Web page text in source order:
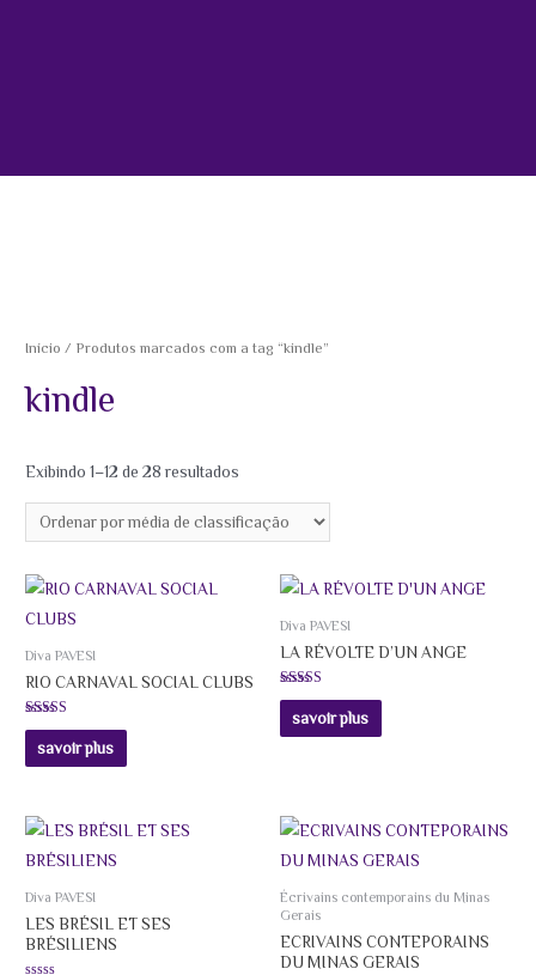
Início / Produtos marcados com a tag “kindle”
kindle
Exibindo 1–12 de 28 resultados
Diva PAVESI
RIO CARNAVAL SOCIAL CLUBS
Avaliação
5.00
de 5
savoir plus
Diva PAVESI
LA RÉVOLTE D’UN ANGE
Avaliação
5.00
de 5
savoir plus
Diva PAVESI
LES BRÉSIL ET SES
BRÉSILIENS
Écrivains contemporains du Minas
Gerais
ECRIVAINS CONTEPORAINS
DU MINAS GERAIS